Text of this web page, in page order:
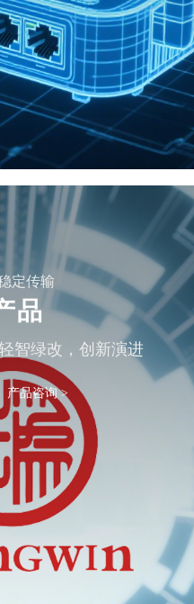
定传输
品
智绿改，创新演进
产品咨询 >